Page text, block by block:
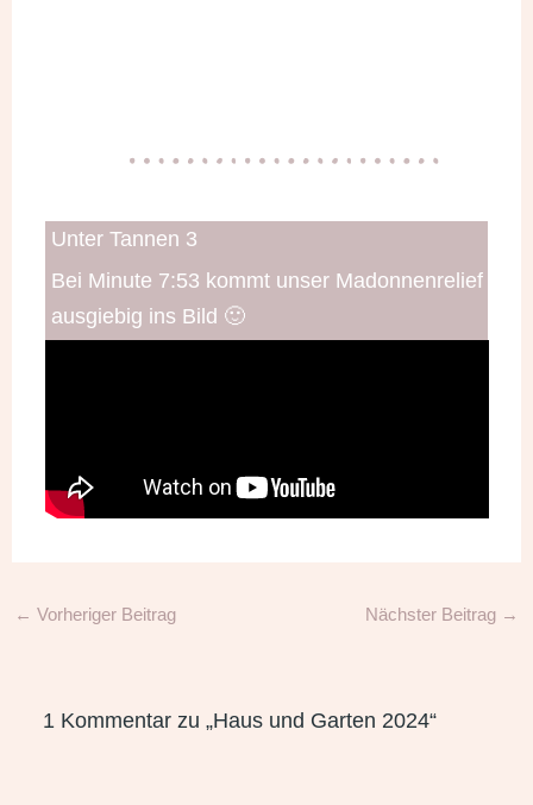
Unter Tannen 3
Bei Minute 7:53 kommt unser Madonnenrelief
ausgiebig ins Bild 🙂
← Vorheriger Beitrag Nächster Beitrag →
1 Kommentar zu „Haus und Garten 2024“